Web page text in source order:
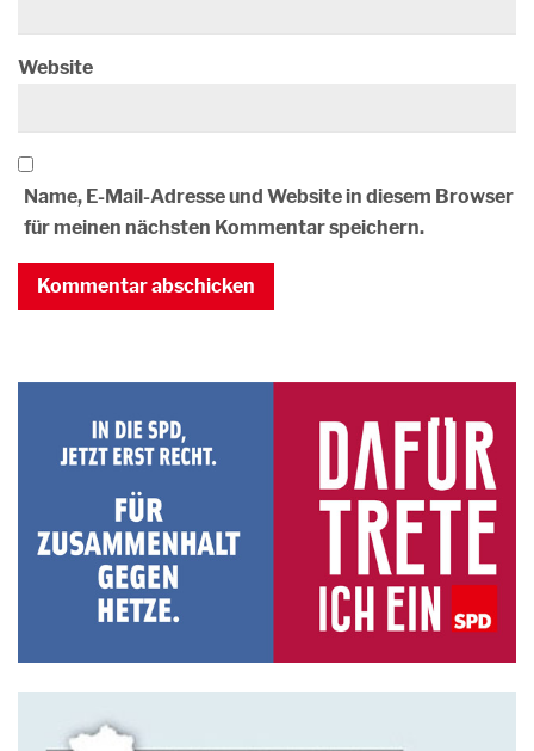
Website
Name, E-Mail-Adresse und Website in diesem Browser
für meinen nächsten Kommentar speichern.